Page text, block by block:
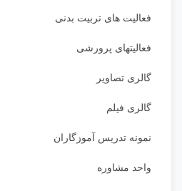
فعالیت های تربیت بدنی
فعالیتهای پرورشی
گالری تصاویر
گالری فیلم
نمونه تدریس آموزگاران
واحد مشاوره